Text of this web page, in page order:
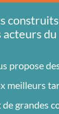
acteurs
propose
meilleurs
grandes